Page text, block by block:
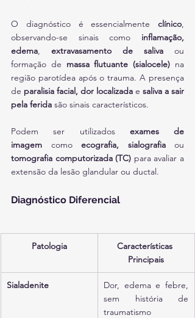
O diagnóstico é essencialmente clínico,
observando-se sinais como inflamação,
edema, extravasamento de saliva ou
formação de massa flutuante (sialocele) na
região parotídea após o trauma. A presença
de paralisia facial, dor localizada e saliva a sair
pela ferida são sinais característicos.
Podem ser utilizados exames de
imagem como ecografia, sialografia
tomografia computorizada (TC) para avaliar a
extensão da lesão glandular ou ductal.
Diagnóstico Diferencial
Patologia
Características
Principais
Sialadenite
Dor, edema e febre,
sem história de
traumatismo